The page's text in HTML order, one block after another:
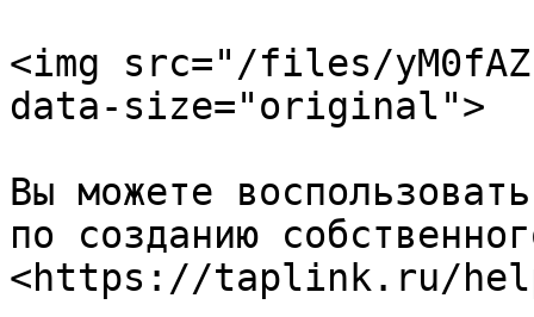
<img src="/files/
data-size="original">
Вы можете
по созданию
<https://taplink.ru/